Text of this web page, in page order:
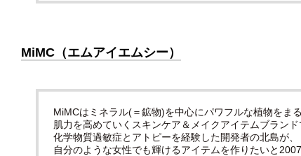
MiMC（エムアイエムシー）
MiMCはミネラル(＝鉱物)を中心にパワフルな植物をま
肌力を高めていくスキンケア＆メイクアイテムブランド
化学物質過敏症とアトピーを経験した開発者の北島が、
自分のような女性でも輝けるアイテムを作りたいと